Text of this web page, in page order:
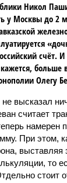
Никол
у Москвы до 2
счёт. И
больше
Олегу
не высказал
считает
намерен
При этом,
выставляя
то
стоит